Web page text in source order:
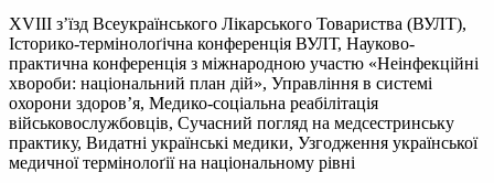
XVIII з’їзд Всеукраїнського Лікарського Товариства (ВУЛТ),
Історико-термінолоґічна конференція ВУЛТ, Науково-
практична конференція з міжнародною участю «Неінфекційні
хвороби: національний план дій», Управління в системі
охорони здоров’я, Медико-соціальна реабілітація
військовослужбовців, Сучасний погляд на медсестринську
практику, Видатні українські медики, Узгодження української
медичної термінолоґії на національному рівні